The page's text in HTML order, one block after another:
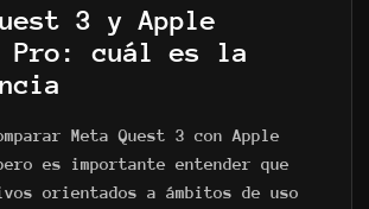
3 y Apple
Pro: cuál es la
Meta Quest 3 con Apple
es importante entender que
orientados a ámbitos de uso
de Juegos
eSport
FAQ